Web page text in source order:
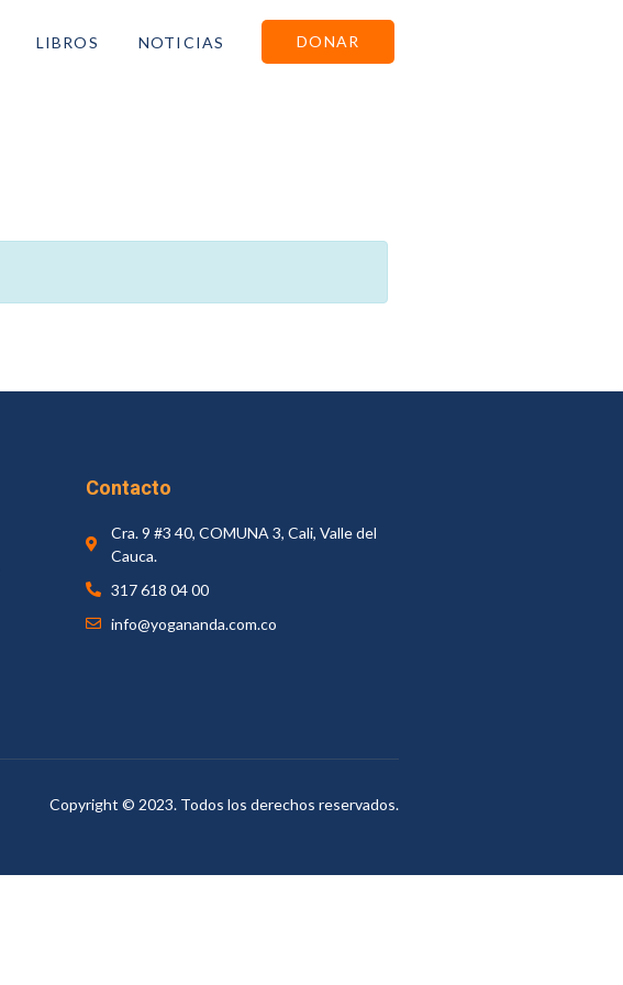
LIBROS NOTICIAS DONAR
Contacto
Cra. 9 #3 40, COMUNA 3, Cali, Valle del
Cauca.
317 618 04 00
info@yogananda.com.co
Copyright © 2023. Todos los derechos reservados.